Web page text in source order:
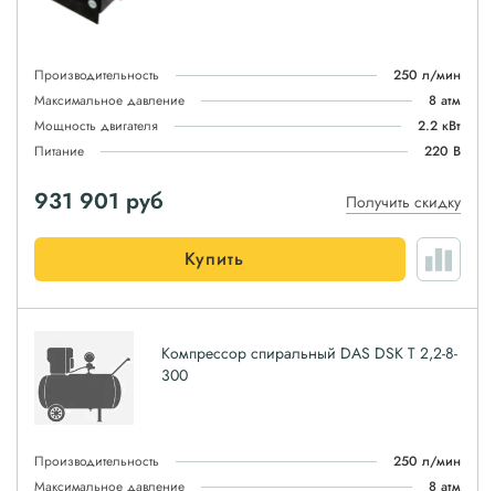
Производительность
250 л/мин
Максимальное давление
8 атм
Мощность двигателя
2.2 кВт
Питание
220 В
931 901 руб Получить скидку
Купить
Компрессор спиральный DAS DSK T 2,2-8-
300
Производительность
250 л/мин
Максимальное давление
8 атм